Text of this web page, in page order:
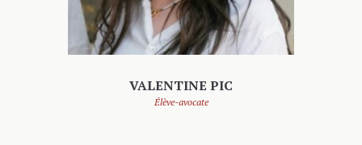
VALENTINE PIC
Élève-avocate